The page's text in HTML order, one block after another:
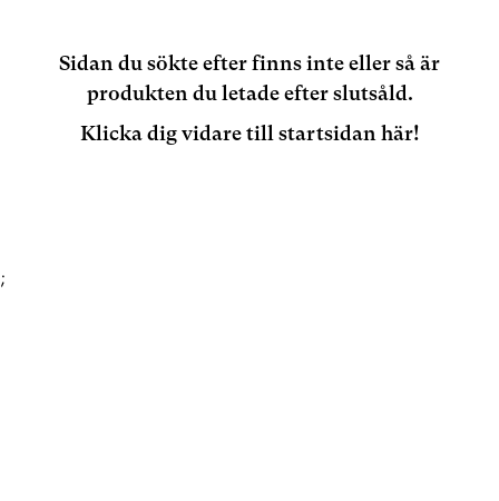
Sidan du sökte efter finns inte eller så är
produkten du letade efter slutsåld.
Klicka dig vidare till startsidan här!
;